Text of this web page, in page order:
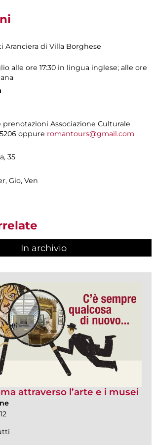
Aranciera di Villa Borghese
alle ore 17:30 in lingua inglese; alle ore
Associazione Culturale
oppure romantours@gmail.com
35
Gio, Ven
In archivio
attraverso l’arte e i musei